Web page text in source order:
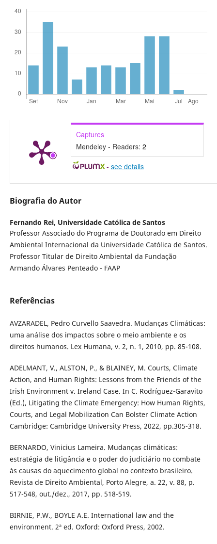
Captures
Mendeley - Readers: 2
- see details
Biografia do Autor
Fernando Rei, Universidade Católica de Santos
Professor Associado do Programa de Doutorado em Direito
Ambiental Internacional da Universidade Católica de Santos.
Professor Titular de Direito Ambiental da Fundação
Armando Álvares Penteado - FAAP
Referências
AVZARADEL, Pedro Curvello Saavedra. Mudanças Climáticas:
uma análise dos impactos sobre o meio ambiente e os
direitos humanos. Lex Humana, v. 2, n. 1, 2010, pp. 85-108.
ADELMANT, V., ALSTON, P., & BLAINEY, M. Courts, Climate
Action, and Human Rights: Lessons from the Friends of the
Irish Environment v. Ireland Case. In C. Rodríguez-Garavito
(Ed.), Litigating the Climate Emergency: How Human Rights,
Courts, and Legal Mobilization Can Bolster Climate Action
Cambridge: Cambridge University Press, 2022, pp.305-318.
BERNARDO, Vinicius Lameira. Mudanças climáticas:
estratégia de litigância e o poder do judiciário no combate
às causas do aquecimento global no contexto brasileiro.
Revista de Direito Ambiental, Porto Alegre, a. 22, v. 88, p.
517-548, out./dez., 2017, pp. 518-519.
BIRNIE, P.W., BOYLE A.E. International law and the
environment. 2ª ed. Oxford: Oxford Press, 2002.